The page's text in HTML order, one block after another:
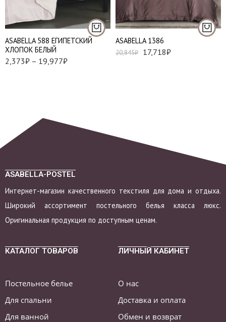
АSABELLA 588 ЕГИПЕТСКИЙ
ХЛОПОК БЕЛЫЙ
2,373₽ – 19,977₽
Наволочки 70х70 см
- 2 шт
АSABELLA 1386
20,845₽ 17,718₽
Евро
ASABELLA-POSTEL
Интернет-магазин качественного текстиля для дома и отдыха.
Широкий ассортимент постельного белья класса люкс.
Оригинальная продукция по доступным ценам.
КАТАЛОГ ТОВАРОВ
Постельное белье
Для спальни
Для ванной
ЛИЧНЫЙ КАБИНЕТ
О нас
Доставка и оплата
Обмен и возврат